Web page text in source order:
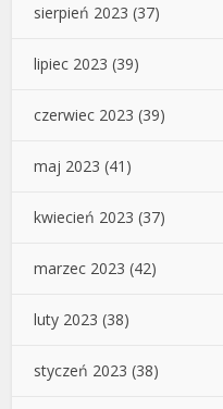
sierpień 2023 (37)
lipiec 2023 (39)
czerwiec 2023 (39)
maj 2023 (41)
kwiecień 2023 (37)
marzec 2023 (42)
luty 2023 (38)
styczeń 2023 (38)